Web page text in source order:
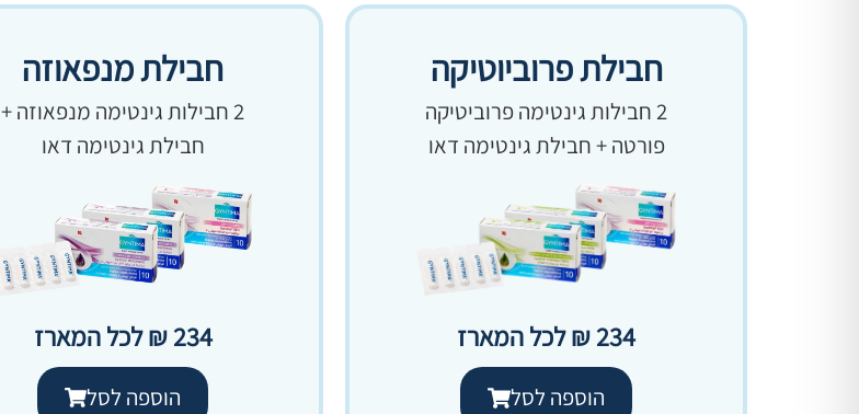
חבילת פרוביוטיקה
2 חבילות גינטימה פרוביטיקה
פורטה + חבילת גינטימה דאו
234 ₪ לכל המארז
הוספה לסל
חבילת מנפאוזה
2 חבילות גינטימה מנפאוזה +
חבילת גינטימה דאו
234 ₪ לכל המארז
הוספה לסל